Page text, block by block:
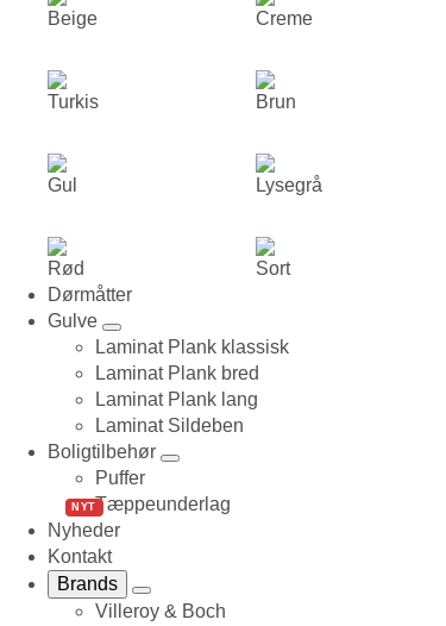
Beige Creme
Turkis Brun
Gul Lysegrå
Rød Sort
Dørmåtter
Gulve
Laminat Plank klassisk
Laminat Plank bred
Laminat Plank lang
Laminat Sildeben
Boligtilbehør
Puffer
Tæppeunderlag
Nyheder
NYT
Kontakt
Brands
Villeroy & Boch